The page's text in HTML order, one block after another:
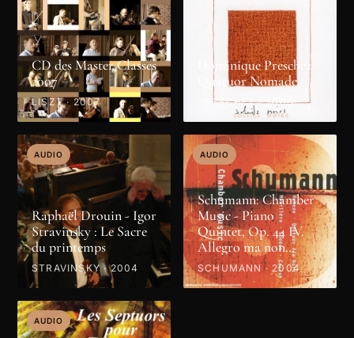
CD des Master Classes
2007
LISZT · 2007
Dominique Preschez -
Quatuor Nomade
PRESCHEZ · 2006
AUDIO
Raphaël Drouin - Igor
Stravinsky : Le Sacre
du printemps
STRAVINSKY · 2004
AUDIO
Schumann: Chamber
Music - Piano
Quintet, Op. 44 IV.
Allegro ma non
troppo
SCHUMANN · 2004
AUDIO